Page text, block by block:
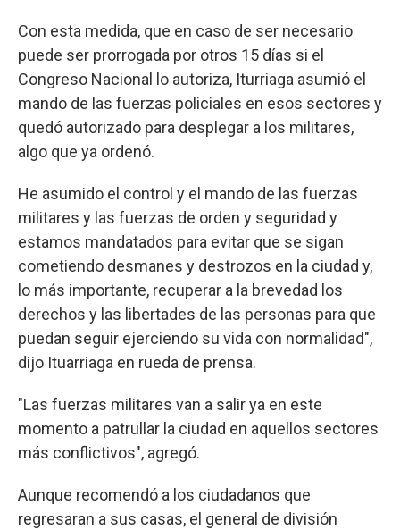
Con esta medida, que en caso de ser necesario
puede ser prorrogada por otros 15 días si el
Congreso Nacional lo autoriza, Iturriaga asumió el
mando de las fuerzas policiales en esos sectores y
quedó autorizado para desplegar a los militares,
algo que ya ordenó.
He asumido el control y el mando de las fuerzas
militares y las fuerzas de orden y seguridad y
estamos mandatados para evitar que se sigan
cometiendo desmanes y destrozos en la ciudad y,
lo más importante, recuperar a la brevedad los
derechos y las libertades de las personas para que
puedan seguir ejerciendo su vida con normalidad",
dijo Ituarriaga en rueda de prensa.
"Las fuerzas militares van a salir ya en este
momento a patrullar la ciudad en aquellos sectores
más conflictivos", agregó.
Aunque recomendó a los ciudadanos que
regresaran a sus casas, el general de división